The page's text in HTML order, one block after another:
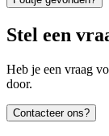
Stel een
Heb je een vraag
door.
Contacteer ons?